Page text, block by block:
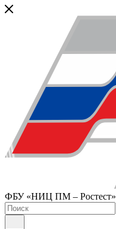
ФБУ «НИЦ ПМ – Ростест»